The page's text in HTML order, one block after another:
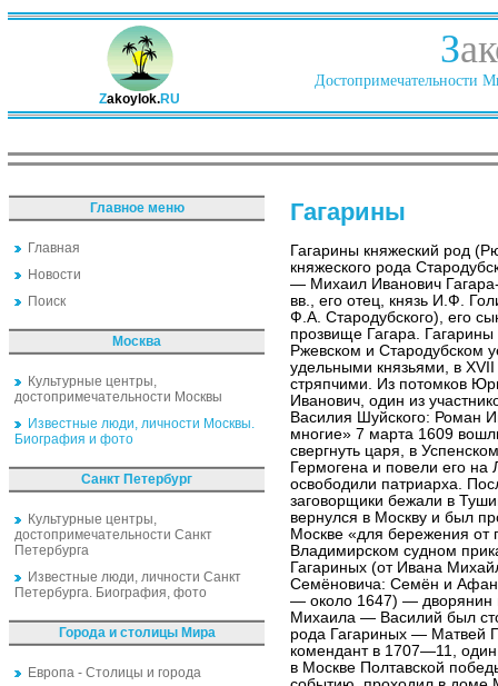
Zakoylok.RU
З
Достопримечательности
Главное меню
Главная
Новости
Поиск
Москва
Культурные центры,
достопримечательности Москвы
Известные люди, личности Москвы.
Биография и фото
Санкт Петербург
Культурные центры,
достопримечательности Санкт
Петербурга
Известные люди, личности Санкт
Петербурга. Биография, фото
Города и столицы Мира
Европа - Столицы и города
Гагарины
Гагарины княжеский род
княжеского рода
— Михаил Иванович
вв., его отец, князь И.Ф.
Ф.А. Стародубского), его
прозвище Гагара.
Ржевском и Стародубском
удельными князьями, в
стряпчими. Из потомков
Иванович, один из
Василия Шуйского: Роман
многие» 7 марта 1609
свергнуть царя, в
Гермогена и повели его
освободили патриарха.
заговорщики бежали в
вернулся в Москву и был
Москве «для бережения
Владимирском судном
Гагариных (от Ивана
Семёновича: Семён и
— около 1647) — дворянин
Михаила — Василий был
рода Гагариных — Матвей
комендант в 1707—11, один
в Москве Полтавской